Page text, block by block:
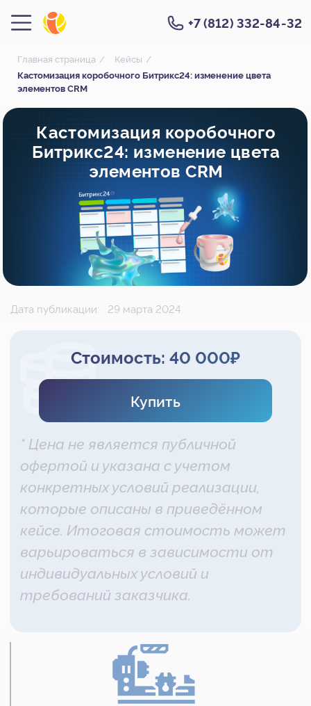
+7 (812) 332-84-32
Главная страница / Кейсы /
Кастомизация коробочного Битрикс24: изменение цвета
элементов CRM
Кастомизация коробочного
Битрикс24: изменение цвета
29 марта 2024
Стоимость: 40 000₽
Купить
* Цена не является публичной
которые описаны в приведённом
кейсе. Итоговая стоимость может
варьироваться в зависимости от
индивидуальных условий и
требований заказчика.
Компания-заказчик специализируется на
специализированного оборудования с ЧПУ.
Основные рабочие процессы компании
реализованы на базе коробочной редакции
Битрикс24.